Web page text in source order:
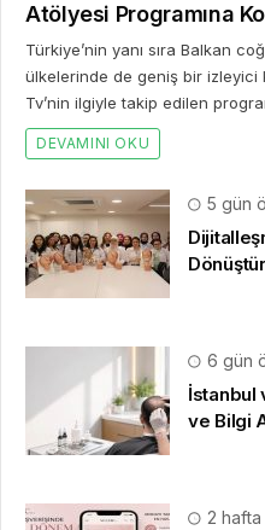
Atölyesi Programına
Türkiye’nin yanı sıra Balkan
ülkelerinde de geniş bir izleyici
Tv’nin ilgiyle takip edilen
DEVAMINI OKU
5 gün
6 gün
İstanbul
ve Bilgi
2